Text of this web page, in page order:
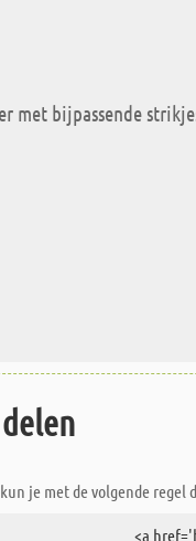
met bijpassende
je met de volgende regel